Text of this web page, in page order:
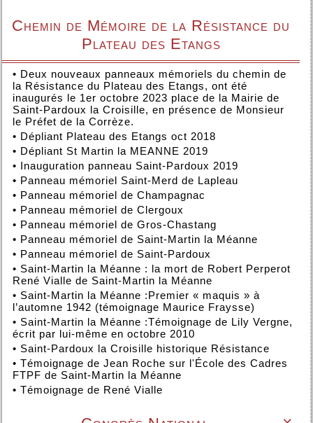
Chemin de Mémoire de la Résistance du
Plateau des Etangs
• Deux nouveaux panneaux mémoriels du chemin de
la Résistance du Plateau des Etangs, ont été
inaugurés le 1er octobre 2023 place de la Mairie de
Saint-Pardoux la Croisille, en présence de Monsieur
le Préfet de la Corrèze.
• Dépliant Plateau des Etangs oct 2018
• Dépliant St Martin la MEANNE 2019
• Inauguration panneau Saint-Pardoux 2019
• Panneau mémoriel Saint-Merd de Lapleau
• Panneau mémoriel de Champagnac
• Panneau mémoriel de Clergoux
• Panneau mémoriel de Gros-Chastang
• Panneau mémoriel de Saint-Martin la Méanne
• Panneau mémoriel de Saint-Pardoux
• Saint-Martin la Méanne : la mort de Robert Perperot
René Vialle de Saint-Martin la Méanne
• Saint-Martin la Méanne :Premier « maquis » à
l’automne 1942 (témoignage Maurice Fraysse)
• Saint-Martin la Méanne :Témoignage de Lily Vergne,
écrit par lui-même en octobre 2010
• Saint-Pardoux la Croisille historique Résistance
• Témoignage de Jean Roche sur l'École des Cadres
FTPF de Saint-Martin la Méanne
• Témoignage de René Vialle